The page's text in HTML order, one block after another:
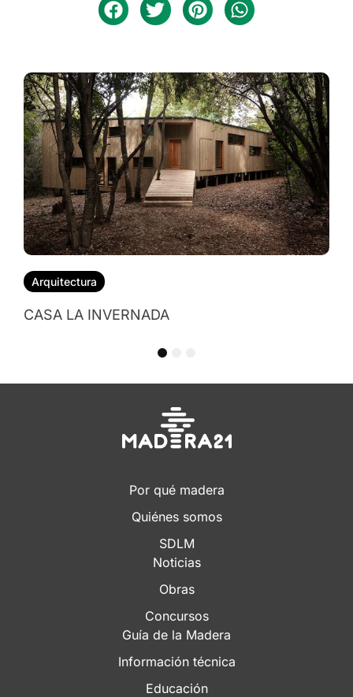
Arquitectura
CASA NALA
Por qué madera
Quiénes somos
SDLM
Noticias
Obras
Concursos
Guía de la Madera
Información técnica
Educación